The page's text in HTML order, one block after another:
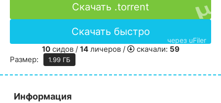
Скачать .torrent
Скачать быстро
через uFiler
10сидов / 14личеров / скачали: 59
Размер:
1.99 ГБ
Информация